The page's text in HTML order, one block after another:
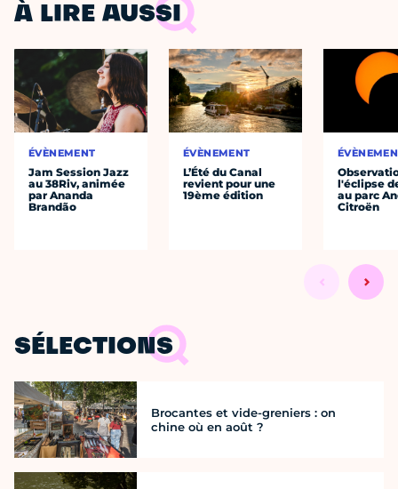
À LIRE AUSSI
ÉVÈNEMENT
Jam Session Jazz
au 38Riv, animée
par Ananda
Brandão
ÉVÈNEMENT
L’Été du Canal
revient pour une
19ème édition
l'éclipse
au parc
Citroën
SÉLECTIONS
Brocantes et vide-greniers : on
chine où en août ?